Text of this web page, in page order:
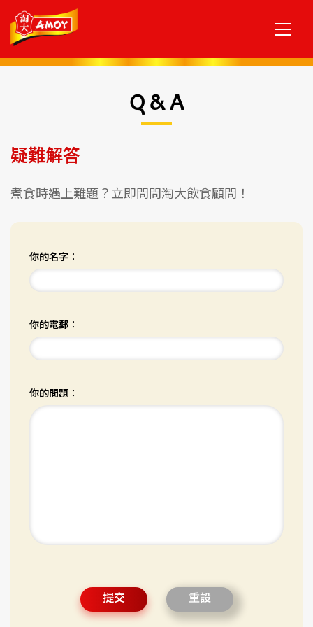
Q & A
疑難解答
煮食時遇上難題？立即問問淘大飲食顧問！
你的名字︰
你的電郵︰
你的問題︰
提交 重設